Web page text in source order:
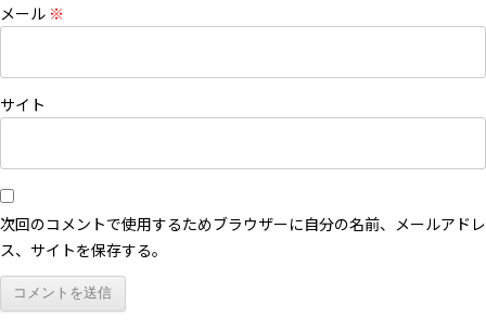
メール ※
サイト
次回のコメントで使用するためブラウザーに自分の名前、メールアドレ
ス、サイトを保存する。